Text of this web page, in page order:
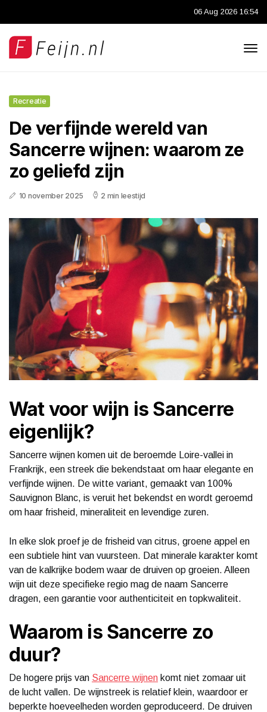
06 Aug 2026 16:54
Recreatie
De verfijnde wereld van
Sancerre wijnen: waarom ze
zo geliefd zijn
10 november 2025 2 min leestijd
Wat voor wijn is Sancerre
eigenlijk?
Sancerre wijnen komen uit de beroemde Loire-vallei in
Frankrijk, een streek die bekendstaat om haar elegante en
verfijnde wijnen. De witte variant, gemaakt van 100%
Sauvignon Blanc, is veruit het bekendst en wordt geroemd
om haar frisheid, mineraliteit en levendige zuren.
In elke slok proef je de frisheid van citrus, groene appel en
een subtiele hint van vuursteen. Dat minerale karakter komt
van de kalkrijke bodem waar de druiven op groeien. Alleen
wijn uit deze specifieke regio mag de naam Sancerre
dragen, een garantie voor authenticiteit en topkwaliteit.
Waarom is Sancerre zo
duur?
De hogere prijs van Sancerre wijnen komt niet zomaar uit
de lucht vallen. De wijnstreek is relatief klein, waardoor er
beperkte hoeveelheden worden geproduceerd. De druiven